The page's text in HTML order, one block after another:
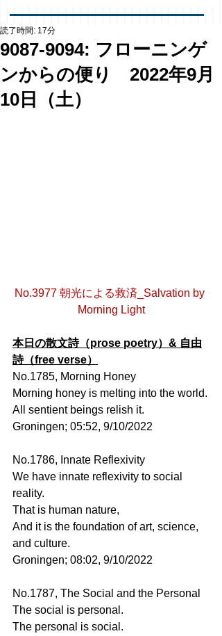
9087-9094: フローニンゲ
ンからの便り 2022年9月
10日（土）
読了時間: 17分
No.3977 朝光による救済_Salvation by
Morning Light
本日の散文詩（prose poetry）& 自由
詩（free verse）
No.1785, Morning Honey
Morning honey is melting into the world.
All sentient beings relish it.
Groningen; 05:52, 9/10/2022
No.1786, Innate Reflexivity
We have innate reflexivity to social
reality.
That is human nature,
And it is the foundation of art, science,
and culture.
Groningen; 08:02, 9/10/2022
No.1787, The Social and the Personal
The social is personal.
The personal is social.